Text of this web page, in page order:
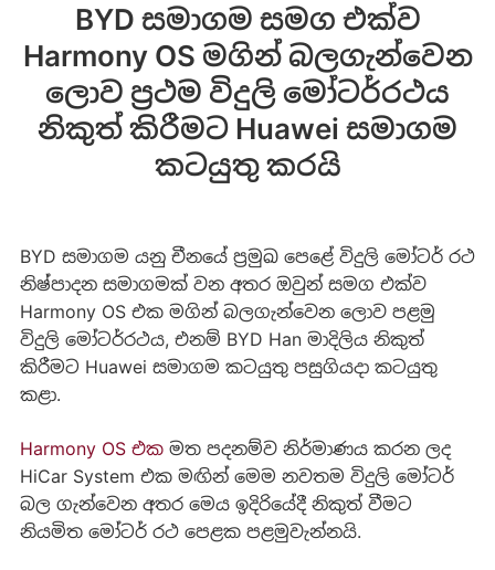
BYD සමාගම සමග එක්ව
Harmony OS මගින් බලගැන්වෙන
ලොව ප්‍රථම විදුලි මෝටර්රථය
නිකුත් කිරීමට Huawei සමාගම
කටයුතු කරයි
BYD සමාගම යනු චීනයේ ප්‍රමුඛ පෙළේ විදුලි මෝටර් රථ
නිෂ්පාදන සමාගමක් වන අතර ඔවුන් සමග එක්ව
Harmony OS එක මගින් බලගැන්වෙන ලොව පළමු
විදුලි මෝටර්රථය, එනම් BYD Han මාදිලිය නිකුත්
කිරීමට Huawei සමාගම කටයුතු පසුගියදා කටයුතු
කළා.
Harmony OS එකමත පදනම්ව නිර්මාණය කරන ලද
HiCar System එක මඟින් මෙම නවතම විදුලි මෝටර්
බල ගැන්වෙන අතර මෙය ඉදිරියේදී නිකුත් වීමට
නියමිත මෝටර් රථ පෙළක පළමුවැන්නයි.